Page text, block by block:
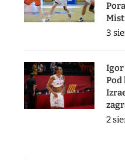
3
Igor
Pod
2